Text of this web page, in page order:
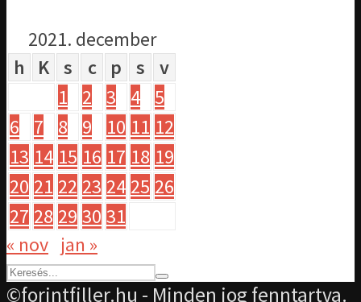
2021. december
h
K s c p s
v
1
2 3 4 5
6
7 8 9 10 11 12
13 14 15 16 17 18 19
20 21 22 23 24 25 26
27 28 29 30 31
« nov jan »
©forintfiller.hu - Minden jog fenntartva.